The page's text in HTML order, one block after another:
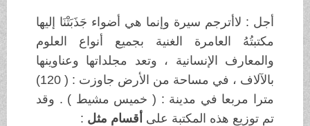
أجل : لاأترجم سيرة وإنما هي أضواء جَذَبَتْنَا إليها
مكتبتُهُ العامرة الغنية بجميع أنواع العلوم
والمعارف الإنسانية ، وتعد مجلداتها وعناوينها
بالآلاف ، في مساحة من الأرض جاوزت : ( 120)
مترا مربعا في مدينة : ( خميس مشيط ) . وقد
تم توزيع هذه المكتبة علىأقسام مثل: